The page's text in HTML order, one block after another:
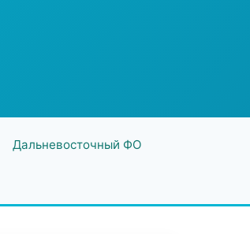
Дальневосточный ФО